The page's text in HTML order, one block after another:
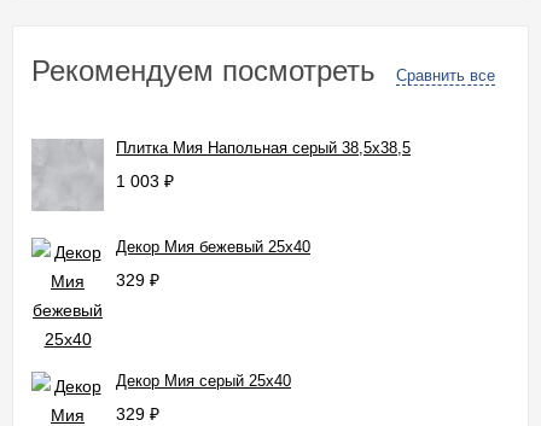
Рекомендуем посмотреть Сравнить все
Плитка Мия Напольная серый 38,5x38,5
1 003 ₽
Декор Мия бежевый 25x40
329 ₽
Декор Мия серый 25x40
329 ₽